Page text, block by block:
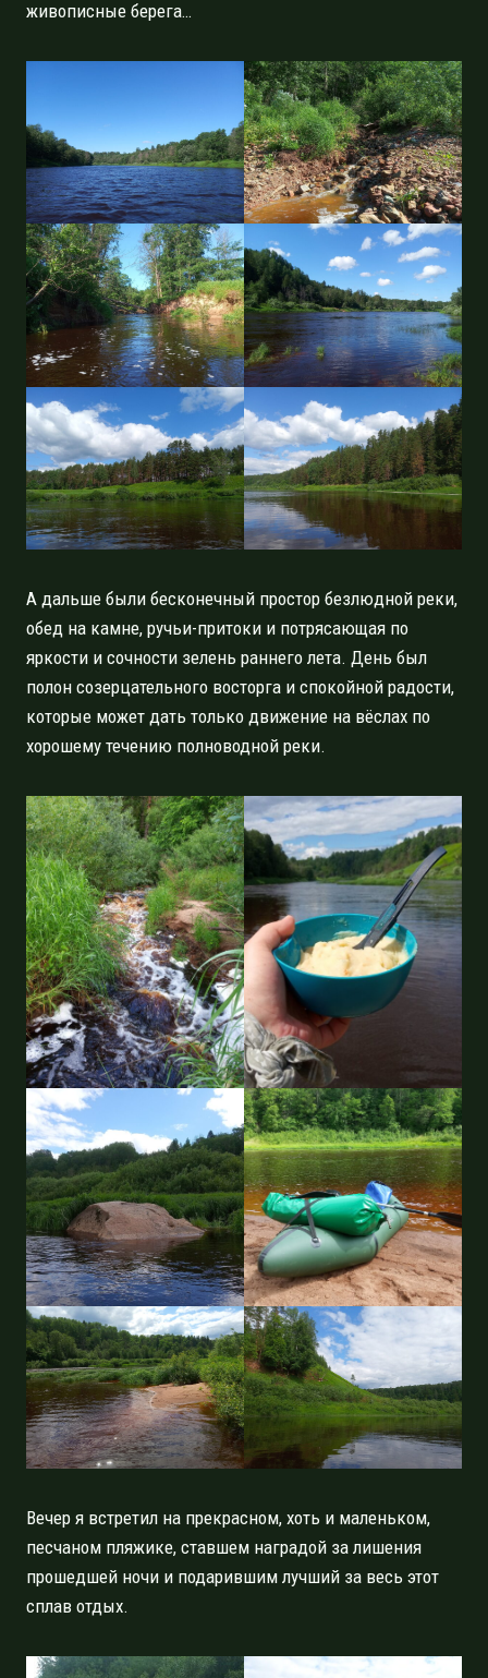
живописные берега…
А дальше были бесконечный простор безлюдной реки,
обед на камне, ручьи-притоки и потрясающая по
яркости и сочности зелень раннего лета. День был
полон созерцательного восторга и спокойной радости,
которые может дать только движение на вёслах по
хорошему течению полноводной реки.
Вечер я встретил на прекрасном, хоть и маленьком,
песчаном пляжике, ставшем наградой за лишения
прошедшей ночи и подарившим лучший за весь этот
сплав отдых.